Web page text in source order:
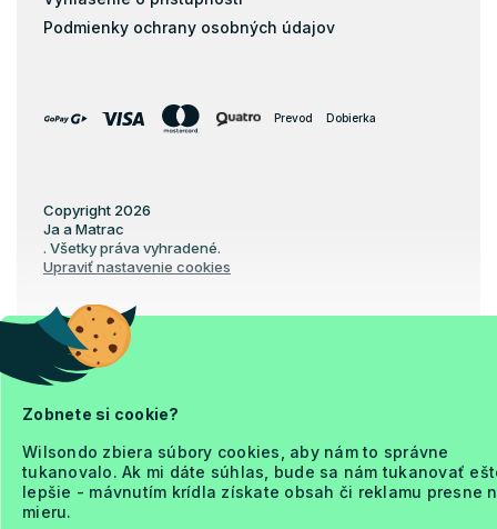
Zobnete si cookie?
Wilsondo zbiera súbory cookies, aby nám to správne
tukanovalo. Ak mi dáte súhlas, bude sa nám tukanovať
lepšie - mávnutím krídla získate obsah či reklamu presne
mieru.
Podmienky ochrany osobných údajov
Prevod Dobierka
Copyright 2026
Ja a Matrac
. Všetky práva vyhradené.
Upraviť nastavenie cookies